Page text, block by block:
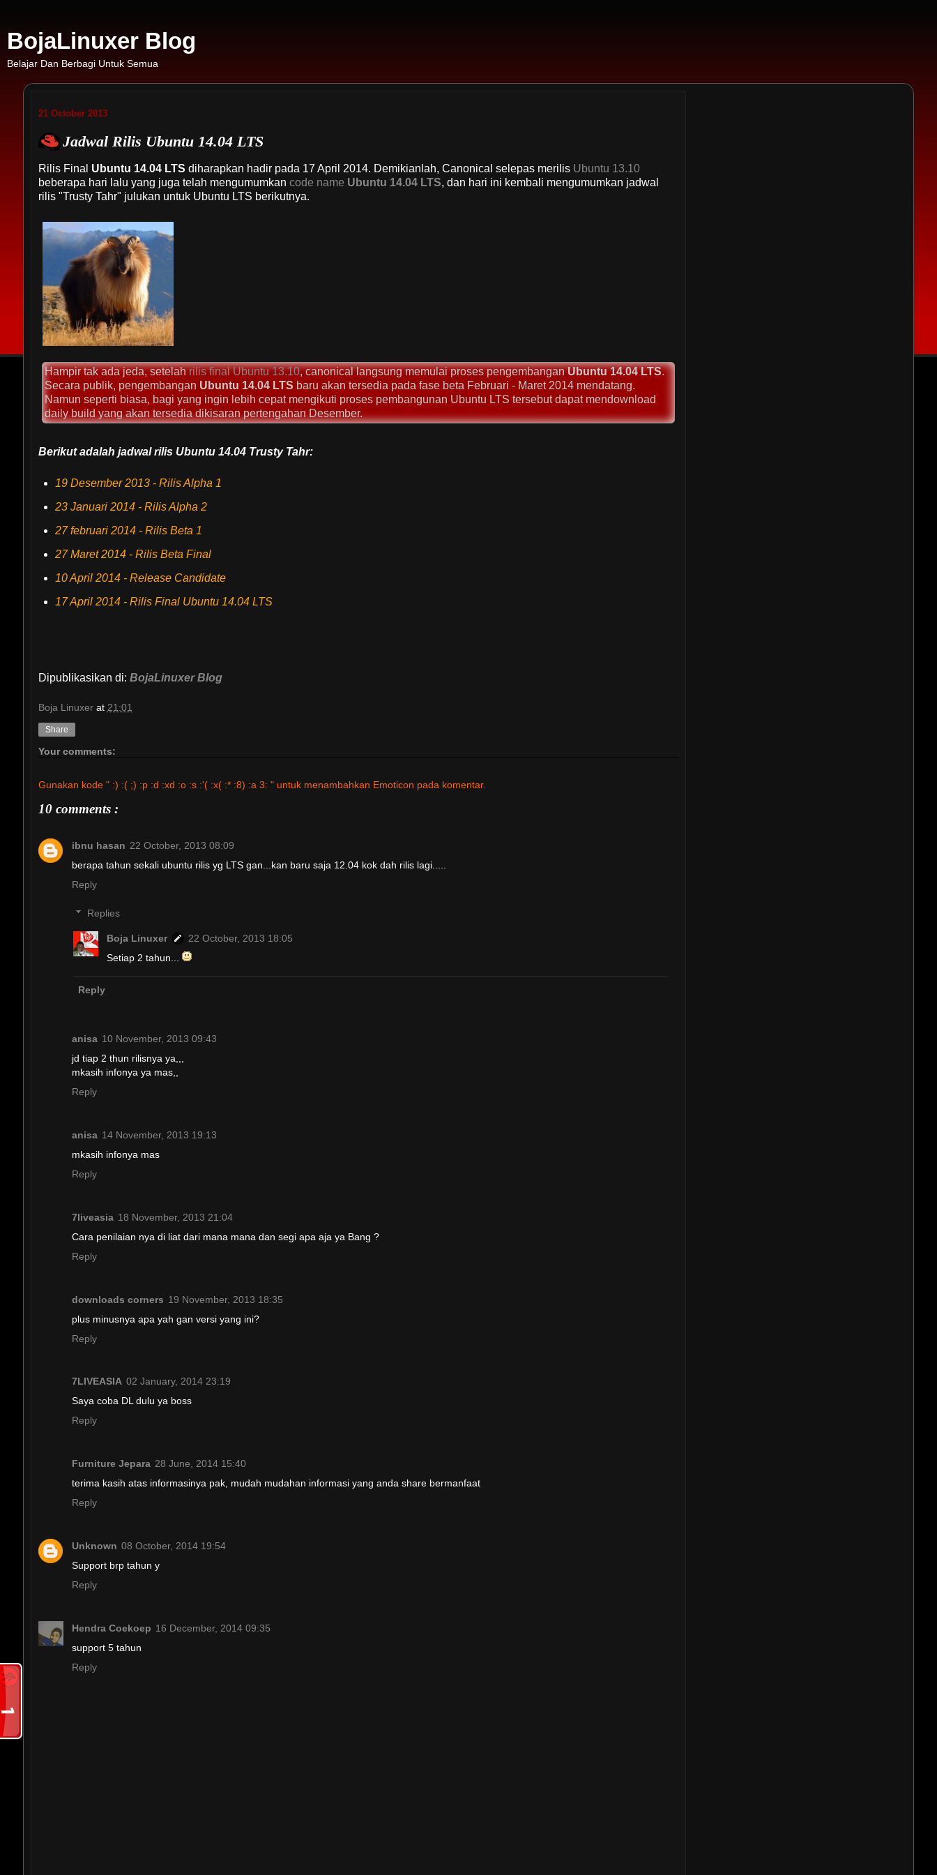
BojaLinuxer Blog
Belajar Dan Berbagi Untuk Semua
21 October 2013
Jadwal Rilis Ubuntu 14.04 LTS
Rilis Final Ubuntu 14.04 LTS diharapkan hadir pada 17 April 2014. Demikianlah, Canonical selepas merilis Ubuntu 13.10
beberapa hari lalu yang juga telah mengumumkan code name Ubuntu 14.04 LTS, dan hari ini kembali mengumumkan jadwal
rilis "Trusty Tahr" julukan untuk Ubuntu LTS berikutnya.
Hampir tak ada jeda, setelahrilis final Ubuntu 13.10, canonical langsung memulai proses pengembanganUbuntu 14.04 LTS.
Secara publik, pengembangan Ubuntu 14.04 LTS baru akan tersedia pada fase beta Februari - Maret 2014 mendatang.
Namun seperti biasa, bagi yang ingin lebih cepat mengikuti proses pembangunan Ubuntu LTS tersebut dapat mendownload
daily build yang akan tersedia dikisaran pertengahan Desember.
Berikut adalah jadwal rilis Ubuntu 14.04 Trusty Tahr:
19 Desember 2013 - Rilis Alpha 1
23 Januari 2014 - Rilis Alpha 2
27 februari 2014 - Rilis Beta 1
27 Maret 2014 - Rilis Beta Final
10 April 2014 - Release Candidate
17 April 2014 - Rilis Final Ubuntu 14.04 LTS
Dipublikasikan di: BojaLinuxer Blog
Boja Linuxer at 21:01
Share
Your comments:
Gunakan kode " :) :( ;) :p :d :xd :o :s :'( :x( :* :8) :a 3: " untuk menambahkan Emoticon pada komentar.
10 comments :
ibnu hasan 22 October, 2013 08:09
berapa tahun sekali ubuntu rilis yg LTS gan...kan baru saja 12.04 kok dah rilis lagi.....
Reply
Replies
Boja Linuxer
22 October, 2013 18:05
Setiap 2 tahun...
Reply
anisa 10 November, 2013 09:43
jd tiap 2 thun rilisnya ya,,,
mkasih infonya ya mas,,
Reply
anisa 14 November, 2013 19:13
mkasih infonya mas
Reply
7liveasia 18 November, 2013 21:04
Cara penilaian nya di liat dari mana mana dan segi apa aja ya Bang ?
Reply
downloads corners 19 November, 2013 18:35
plus minusnya apa yah gan versi yang ini?
Reply
7LIVEASIA 02 January, 2014 23:19
Saya coba DL dulu ya boss
Reply
Furniture Jepara 28 June, 2014 15:40
terima kasih atas informasinya pak, mudah mudahan informasi yang anda share bermanfaat
Reply
Unknown 08 October, 2014 19:54
Support brp tahun y
Reply
Hendra Coekoep 16 December, 2014 09:35
support 5 tahun
Reply